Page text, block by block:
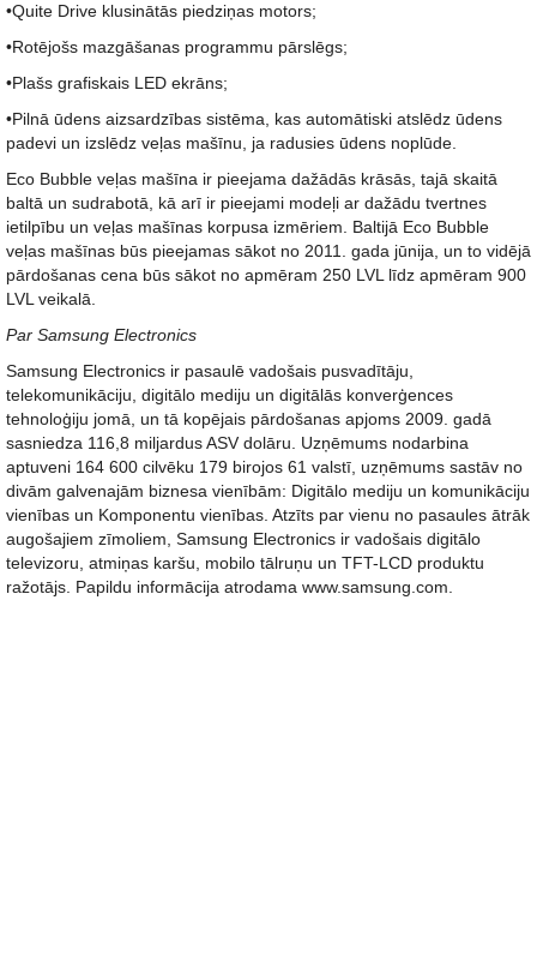
•Quite Drive klusinātās piedziņas motors;
•Rotējošs mazgāšanas programmu pārslēgs;
•Plašs grafiskais LED ekrāns;
•Pilnā ūdens aizsardzības sistēma, kas automātiski atslēdz ūdens
padevi un izslēdz veļas mašīnu, ja radusies ūdens noplūde.
Eco Bubble veļas mašīna ir pieejama dažādās krāsās, tajā skaitā
baltā un sudrabotā, kā arī ir pieejami modeļi ar dažādu tvertnes
ietilpību un veļas mašīnas korpusa izmēriem. Baltijā Eco Bubble
veļas mašīnas būs pieejamas sākot no 2011. gada jūnija, un to vidējā
pārdošanas cena būs sākot no apmēram 250 LVL līdz apmēram 900
LVL veikalā.
Par Samsung Electronics
Samsung Electronics ir pasaulē vadošais pusvadītāju,
telekomunikāciju, digitālo mediju un digitālās konverģences
tehnoloģiju jomā, un tā kopējais pārdošanas apjoms 2009. gadā
sasniedza 116,8 miljardus ASV dolāru. Uzņēmums nodarbina
aptuveni 164 600 cilvēku 179 birojos 61 valstī, uzņēmums sastāv no
divām galvenajām biznesa vienībām: Digitālo mediju un komunikāciju
vienības un Komponentu vienības. Atzīts par vienu no pasaules ātrāk
augošajiem zīmoliem, Samsung Electronics ir vadošais digitālo
televizoru, atmiņas karšu, mobilo tālruņu un TFT-LCD produktu
ražotājs. Papildu informācija atrodama www.samsung.com.